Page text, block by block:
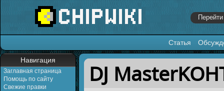
Статья
Навигация
Заглавная страница
Помощь по сайту
Свежие правки
Перейти к:навигация,поиск
DJ